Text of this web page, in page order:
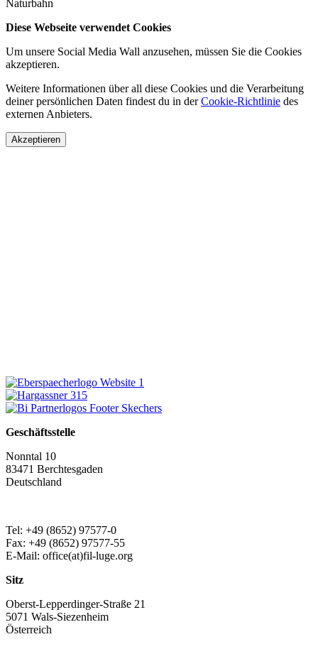
Naturbahn
Diese Webseite verwendet Cookies
Um unsere Social Media Wall anzusehen, müssen Sie die Cookies
akzeptieren.
Weitere Informationen über all diese Cookies und die Verarbeitung
deiner persönlichen Daten findest du in derCookie-Richtlinie des
externen Anbieters.
Akzeptieren
Geschäftsstelle
Nonntal 10
83471 Berchtesgaden
Deutschland
Tel: +49 (8652) 97577-0
Fax: +49 (8652) 97577-55
E-Mail: office(at)fil-luge.org
Sitz
Oberst-Lepperdinger-Straße 21
5071 Wals-Siezenheim
Österreich